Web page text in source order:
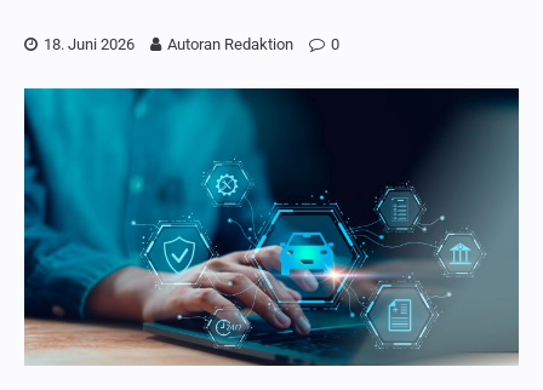
18. Juni 2026 Autoran Redaktion 0